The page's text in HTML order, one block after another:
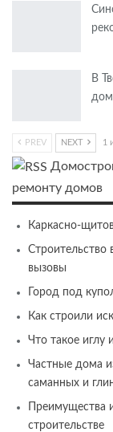
В
PREV NEXT 1
ремонту домов
Каркасно-
Строительство
вызовы
Город под
Как строили
Что такое иглу
Частные дома
саманных и
Преимущества
строительстве